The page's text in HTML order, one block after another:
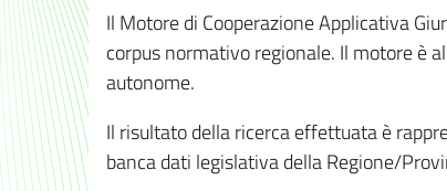
Il Motore di Cooperazione Applicativa
corpus normativo regionale. Il motore è
autonome.
Il risultato della ricerca effettuata è
banca dati legislativa della Regione/